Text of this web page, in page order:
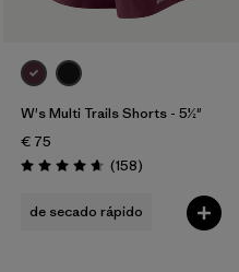
W's Multi Trails Shorts - 5½"
€ 75
Puntuación: 4.7 / 5
(158Reseñas
)
de secado rápido